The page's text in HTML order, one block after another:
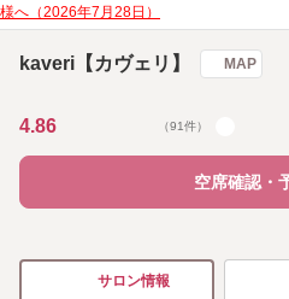
様へ（2026年7月28日）
kaveri【カヴェリ】 MAP
4.86 （91件）
空席確認・
サロン情報